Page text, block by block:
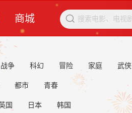
商城 
战争 科幻 冒险 家庭 武侠
都市
青春
国 日本
韩国